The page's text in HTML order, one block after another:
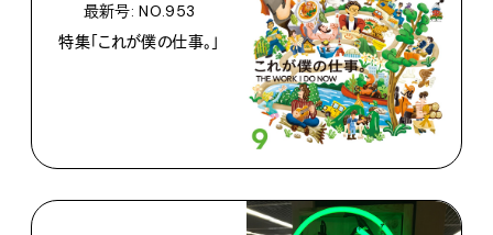
最新号: NO.953
特集「これが僕の仕事。」